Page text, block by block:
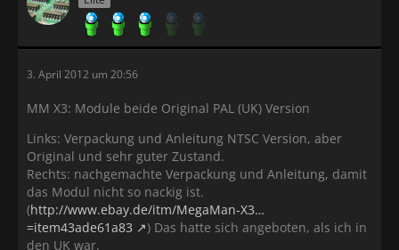
3. April 2012 um 20:56
MM X3: Module beide Original PAL (UK) Version
Links: Verpackung und Anleitung NTSC Version, aber
Original und sehr guter Zustand.
Rechts: nachgemachte Verpackung und Anleitung, damit
das Modul nicht so nackig ist.
(http://www.ebay.de/itm/MegaMan-X3…
=item43ade61a83
) Das hatte sich angeboten, als ich in
den UK war.